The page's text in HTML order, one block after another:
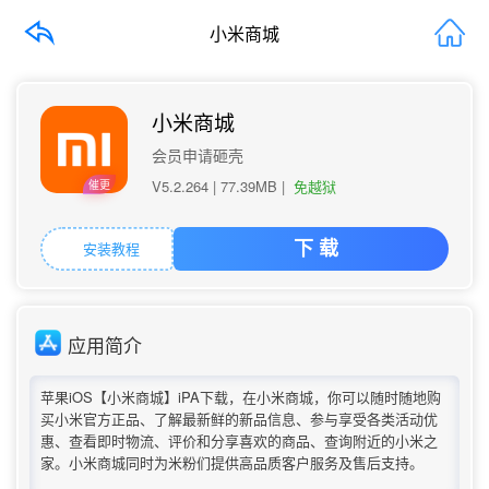
小米商城
催更
小米商城
会员申请砸壳
V5.2.264 | 77.39MB | 免越狱
安装教程 下 载
应用简介
苹果iOS【小米商城】iPA下载，在小米商城，你可以随时随地购
买小米官方正品、了解最新鲜的新品信息、参与享受各类活动优
惠、查看即时物流、评价和分享喜欢的商品、查询附近的小米之
家。小米商城同时为米粉们提供高品质客户服务及售后支持。